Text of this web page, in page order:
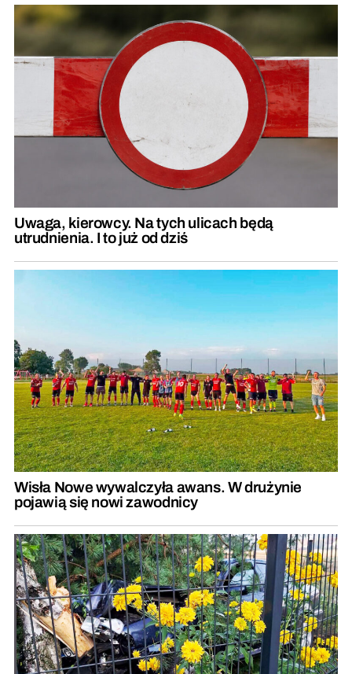
Uwaga, kierowcy. Na tych ulicach będą
utrudnienia. I to już od dziś
Wisła Nowe wywalczyła awans. W drużynie
pojawią się nowi zawodnicy